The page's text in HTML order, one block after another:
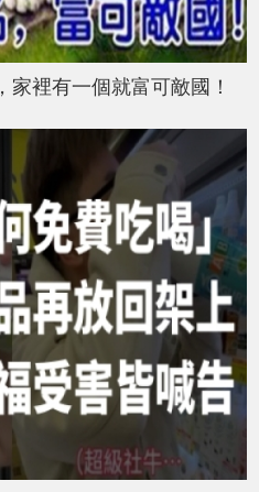
裡有一個就富可敵國！